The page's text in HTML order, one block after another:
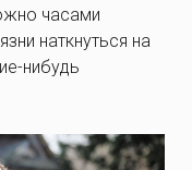
часами
наткнуться на
нибудь